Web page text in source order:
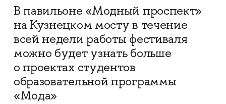
В павильоне «Модный проспект»
на Кузнецком мосту в течение
всей недели работы фестиваля
можно будет узнать больше
о проектах студентов
образовательной программы
«Мода»